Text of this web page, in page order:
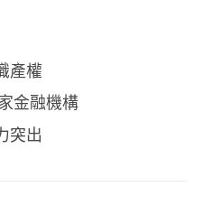
產權
金融機構
突出